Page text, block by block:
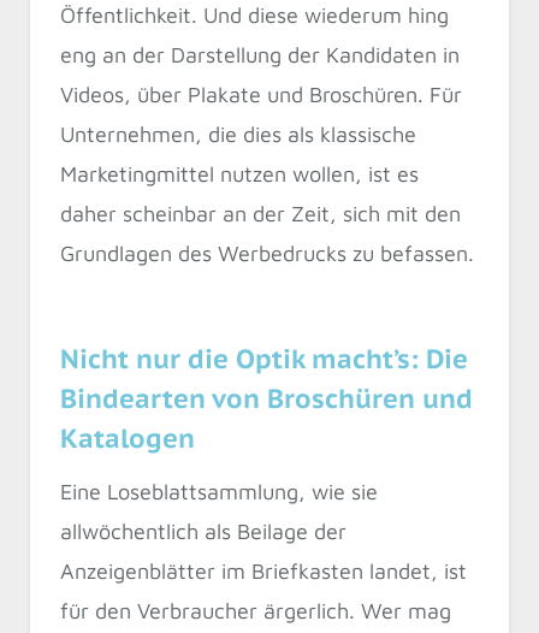
Öffentlichkeit. Und diese wiederum hing
eng an der Darstellung der Kandidaten in
Videos, über Plakate und Broschüren. Für
Unternehmen, die dies als klassische
Marketingmittel nutzen wollen, ist es
daher scheinbar an der Zeit, sich mit den
Grundlagen des Werbedrucks zu befassen.
Nicht nur die Optik macht’s: Die
Bindearten von Broschüren und
Katalogen
Eine Loseblattsammlung, wie sie
allwöchentlich als Beilage der
Anzeigenblätter im Briefkasten landet, ist
für den Verbraucher ärgerlich. Wer mag